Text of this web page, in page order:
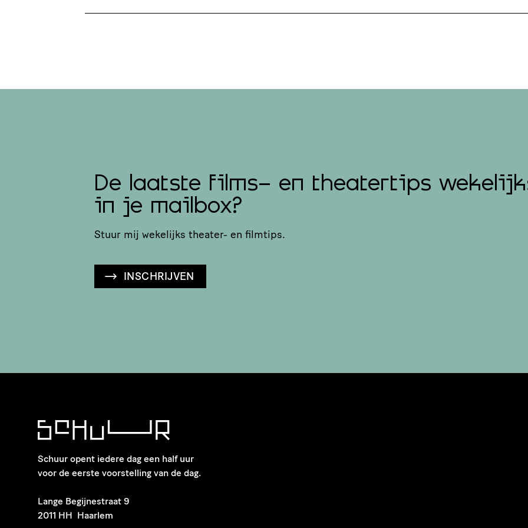
De laatste films- en theatertips
in je mailbox?
Stuur mij wekelijks theater- en filmtips.
INSCHRIJVEN
Schuur opent iedere dag een half uur
voor de eerste voorstelling van de dag.
​Lange Begijnestraat 9
2011 HH Haarlem